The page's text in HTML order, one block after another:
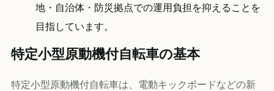
地・自治体・防災拠点での運用負担を抑えることを
目指しています。
特定小型原動機付自転車の基本
特定小型原動機付自転車は、電動キックボードなどの新